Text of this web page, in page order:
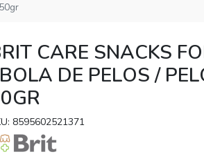
CARE SNACKS
DE PELOS /
8595602521371